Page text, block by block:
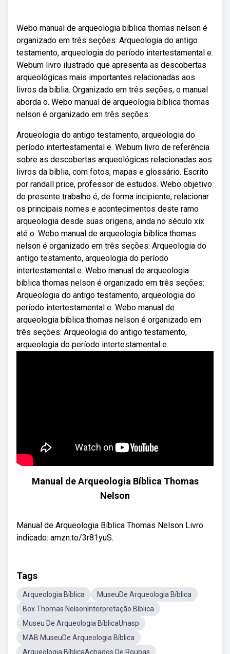
Webo manual de arqueologia bíblica thomas nelson é
organizado em três seções: Arqueologia do antigo
testamento, arqueologia do período intertestamental e.
Webum livro ilustrado que apresenta as descobertas
arqueológicas mais importantes relacionadas aos
livros da bíblia. Organizado em três seções, o manual
aborda o. Webo manual de arqueologia bíblica thomas
nelson é organizado em três seções:
Arqueologia do antigo testamento, arqueologia do
período intertestamental e. Webum livro de referência
sobre as descobertas arqueológicas relacionadas aos
livros da bíblia, com fotos, mapas e glossário. Escrito
por randall price, professor de estudos. Webo objetivo
do presente trabalho é, de forma incipiente, relacionar
os principais nomes e acontecimentos deste ramo
arqueologia desde suas origens, ainda no século xix
até o. Webo manual de arqueologia bíblica thomas
nelson é organizado em três seções: Arqueologia do
antigo testamento, arqueologia do período
intertestamental e. Webo manual de arqueologia
bíblica thomas nelson é organizado em três seções:
Arqueologia do antigo testamento, arqueologia do
período intertestamental e. Webo manual de
arqueologia bíblica thomas nelson é organizado em
três seções: Arqueologia do antigo testamento,
arqueologia do período intertestamental e.
Manual de Arqueologia Bíblica Thomas
Nelson
Manual de Arqueologia Bíblica Thomas Nelson Livro
indicado: amzn.to/3r81yuS.
Tags
Arqueologia Bíblica
MuseuDe Arqueologia Bíblica
Box Thomas NelsonInterpretação Bíblica
Museu De Arqueologia BíblicaUnasp
MAB MuseuDe Arqueologia Bíblica
Arqueologia BíblicaAchados De Roupas